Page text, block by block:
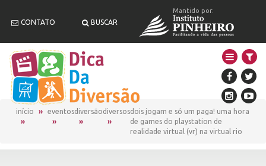
CONTATO BUSCAR
Mantido por:
início eventosdiversãodiversosdois jogam e só um paga! uma hora
de games do playstation de
realidade virtual (vr) na virtual rio